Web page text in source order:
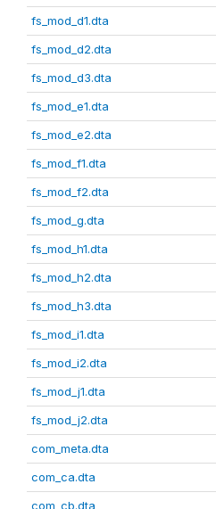
fs_mod_d1.dta
fs_mod_d2.dta
fs_mod_d3.dta
fs_mod_e1.dta
fs_mod_e2.dta
fs_mod_f1.dta
fs_mod_f2.dta
fs_mod_g.dta
fs_mod_h1.dta
fs_mod_h2.dta
fs_mod_h3.dta
fs_mod_i1.dta
fs_mod_i2.dta
fs_mod_j1.dta
fs_mod_j2.dta
com_meta.dta
com_ca.dta
com_cb.dta